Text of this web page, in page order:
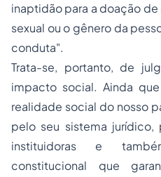
inaptidão para a doação
sexual ou o gênero da
conduta".
Trata-se, portanto, de
impacto social. Ainda
realidade social do nosso
pelo seu sistema jurídico,
instituidoras e
constitucional que